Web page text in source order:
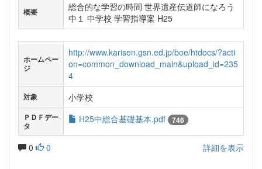
概要
総合的な学習の時間 世界遺産伝道師になろう
中１ 中学校 学習指導案 H25
ホームペー
ジ
http://www.karisen.gsn.ed.jp/boe/htdocs/?acti
on=common_download_main&upload_id=235
4
対象 小学校
ＰＤＦデー
タ
H25中総合基礎基本.pdf 746
0 0 詳細を表示